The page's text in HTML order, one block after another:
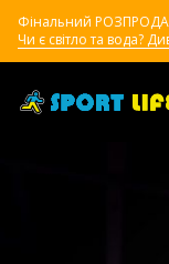
Фінальний РОЗПРОДАЖ
Чи є світло та вода?